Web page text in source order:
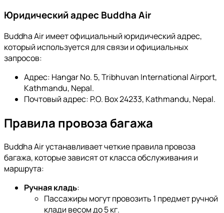
Юридический адрес Buddha Air
Buddha Air имеет официальный юридический адрес,
который используется для связи и официальных
запросов:
Адрес: Hangar No. 5, Tribhuvan International Airport,
Kathmandu, Nepal.
Почтовый адрес: P.O. Box 24233, Kathmandu, Nepal.
Правила провоза багажа
Buddha Air устанавливает четкие правила провоза
багажа, которые зависят от класса обслуживания и
маршрута:
Ручная кладь:
Пассажиры могут провозить 1 предмет ручной
клади весом до 5 кг.